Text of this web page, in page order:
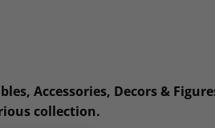
Accessories, Decors &
collection.